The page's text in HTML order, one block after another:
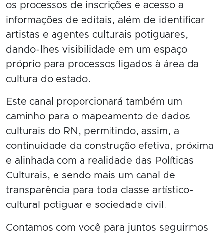
os processos de inscrições e acesso a
informações de editais, além de identificar
artistas e agentes culturais potiguares,
dando-lhes visibilidade em um espaço
próprio para processos ligados à área da
cultura do estado.
Este canal proporcionará também um
caminho para o mapeamento de dados
culturais do RN, permitindo, assim, a
continuidade da construção efetiva, próxima
e alinhada com a realidade das Políticas
Culturais, e sendo mais um canal de
transparência para toda classe artístico-
cultural potiguar e sociedade civil.
Contamos com você para juntos seguirmos